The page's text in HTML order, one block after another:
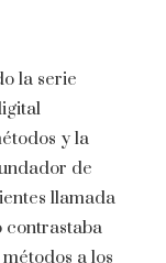
la serie
y la
de
llamada
contrastaba
a los